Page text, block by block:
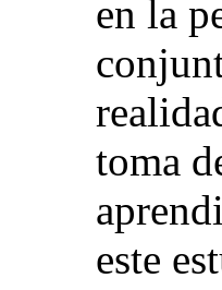
en la
toma
este